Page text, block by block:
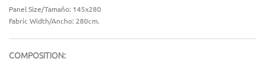
Panel Size/Tamaño: 145x280
Fabric Width/Ancho: 280cm.
COMPOSITION: